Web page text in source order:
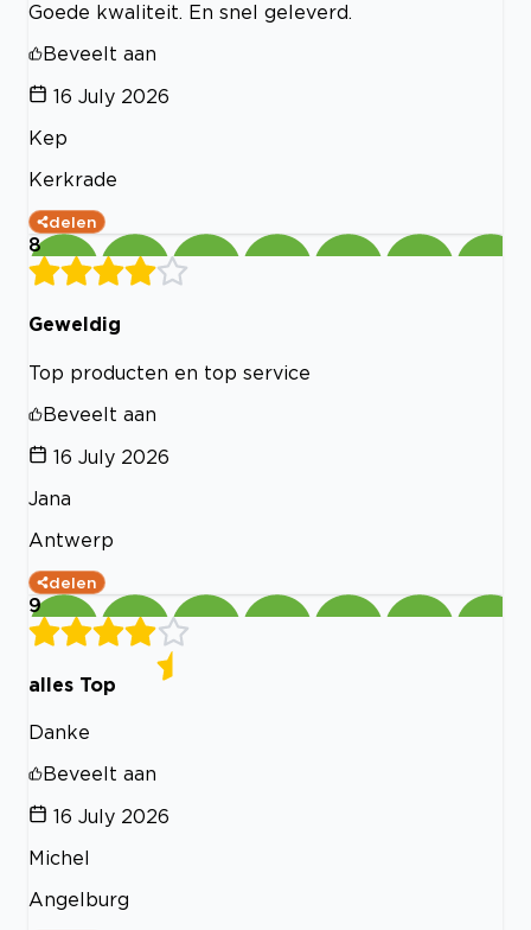
Goede kwaliteit. En snel geleverd.
Beveelt aan
16 July 2026
Kep
Kerkrade
delen
8
Geweldig
Top producten en top service
Beveelt aan
16 July 2026
Jana
Antwerp
delen
9
alles Top
Danke
Beveelt aan
16 July 2026
Michel
Angelburg